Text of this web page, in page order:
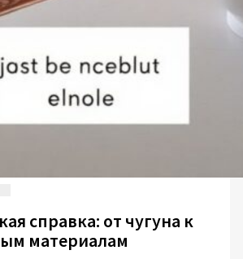
справка: от чугуна к
материалам